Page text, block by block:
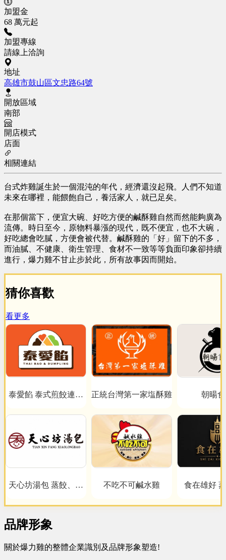
加盟金
68 萬元起
加盟專線
請線上洽詢
地址
高雄市鼓山區文忠路64號
開放區域
南部
開店模式
店面
相關連結
台式炸雞誕生於一個混沌的年代，經濟還沒起飛。人們不知道
未來在哪裡，能餵飽自己，養活家人，就已足矣。
在那個當下，便宜大碗、好吃方便的鹹酥雞自然而然能夠廣為
流傳。時日至今，原物料暴漲的現代，既不便宜，也不大碗，
好吃總會吃膩，方便會被代替。鹹酥雞的「好」留下的不多，
而油膩、不健康、衛生管理、食材不一致等等負面印象卻持續
進行，爆力雞不甘止步於此，所有故事因而開始。
猜你喜歡
看更多
泰愛餡 泰式煎餃連鎖
天心坊湯包 蒸餃、鍋
圓
正統台灣第一家塩酥雞
不吃不可鹹水雞
朝暘
食在雄好
品牌形象
關於爆力雞的整體企業識別及品牌形象塑造!